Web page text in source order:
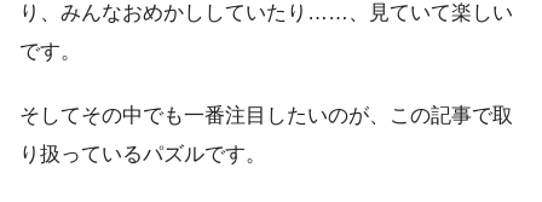
り、みんなおめかししていたり……、見ていて楽しい
です。
そしてその中でも一番注目したいのが、この記事で取
り扱っているパズルです。